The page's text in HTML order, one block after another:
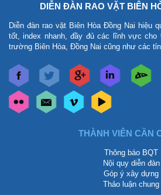
DIỄN ĐÀN RAO VẶT BIÊN
Diễn đàn rao vặt Biên Hòa Đồng Nai hiệu
tốt, index nhanh, đầy đủ các lĩnh vực cho
trường Biên Hòa, Đồng Nai cũng như các
THÀNH VIÊN CẦN
Thông báo BQT
Nội quy diễn đàn
Góp ý xây dựng
Thảo luận chung